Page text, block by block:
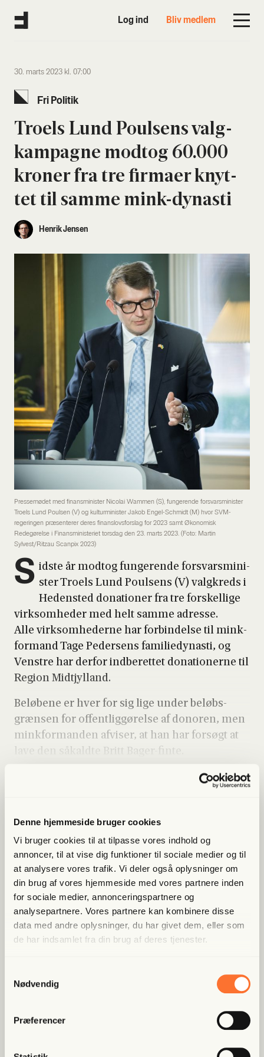
Denne hjemmeside bruger cookies
Vi bruger cookies til at tilpasse vores indhold og
annoncer, til at vise dig funktioner til sociale medier og til
at analysere vores trafik. Vi deler også oplysninger om
din brug af vores hjemmeside med vores partnere inden
for sociale medier, annonceringspartnere og
analysepartnere. Vores partnere kan kombinere disse
data med andre oplysninger, du har givet dem, eller som
de har indsamlet fra din brug af deres tjenester.
Nødvendig
Præferencer
Log ind Bliv medlem
30. marts 2023 kl. 07:00
Fri Poli­tik
Tro­els Lund Poul­sens valg­
kampag­ne modt­og 60.000
kro­ner fra tre fir­ma­er knyt­
tet til sam­me mink-dyna­sti
Henrik Jensen
Pressemødet med finansminister Nicolai Wammen (S), fungerende forsvarsminister
Troels Lund Poulsen (V) og kulturminister Jakob Engel-Schmidt (M) hvor SVM-
regeringen præsenterer deres finanslovsforslag for 2023 samt Økonomisk
Redegørelse i Finansministeriet torsdag den 23. marts 2023. (Foto: Martin
Sylvest/Ritzau Scanpix 2023)
S id­ste år modt­og fun­ge­ren­de for­svars­mi­ni­
ster Tro­els Lund Poul­sens (V) valg­kreds i
Heden­sted dona­tio­ner fra tre for­skel­li­ge
virk­som­he­der med helt sam­me adres­se.
Alle virk­som­he­der­ne har for­bin­del­se til mink­
for­mand Tage Peder­sens fami­lie­dy­na­sti, og
Ven­stre har der­for ind­be­ret­tet dona­tio­ner­ne til
Region Midtjyl­land.
Belø­be­ne er hver for sig lige under beløbs­
græn­sen for offent­lig­gø­rel­se af donoren, men
mink­for­man­den afvi­ser, at han har for­søgt at
lave den såkald­te Britt Bager-fin­te.
Lige nu kan duspa­re 40%
Bliv med­lem og få adgang til hele Fri­heds­bre­vet. Fra
artik­ler til podcasts – få ori­gi­nal jour­na­li­stik, du ikke
fin­der andre ste­der
Bliv med­lem og spar nu
Allerede medlem?Log ind her.